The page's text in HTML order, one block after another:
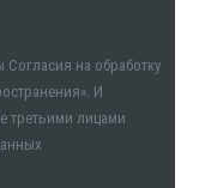
на обработку
И
третьими лицами